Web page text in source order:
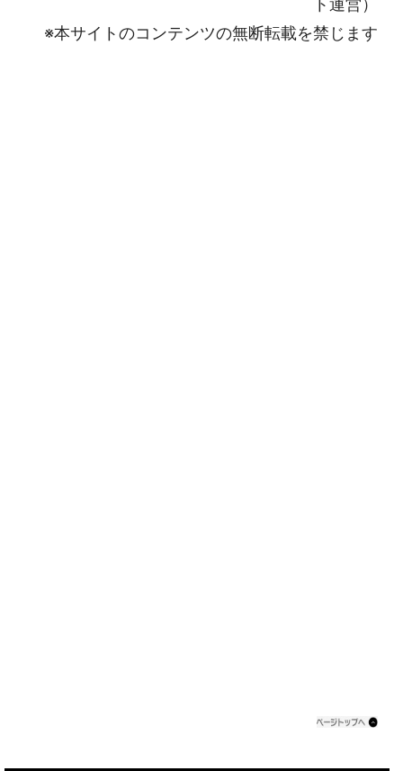
※本サイトのコンテンツの無断転載を禁じます